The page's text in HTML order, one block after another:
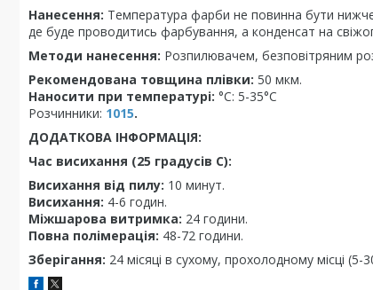
Нанесення: Температура фарби не повинна бути
де буде проводитись фарбування, а конденсат на
Методи нанесення: Розпилювачем, безповітряним
Рекомендована товщина плівки: 50 мкм.
Наносити при температурі: °С: 5-35°C
Розчинники: 1015.
ДОДАТКОВА ІНФОРМАЦІЯ:
Час висихання (25 градусів C):
Висихання від пилу: 10 минут.
Висихання: 4-6 годин.
Міжшарова витримка: 24 години.
Повна полімерація: 48-72 години.
Зберігання: 24 місяці в сухому, прохолодному місці (5-